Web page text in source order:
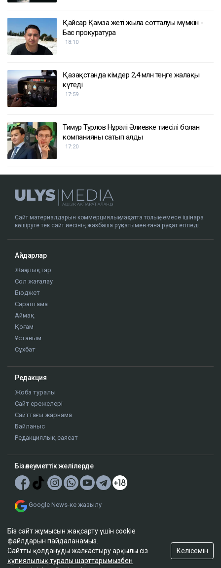
Қайсар Қамза жеті жылға сотталуы мүмкін -
Бас прокуратура
18:10
Қазақстанда кімдер 2,4 млн теңге жалақы
күтеді
17:59
Тимур Турлов Нұрәлі Әлиевке тиесілі болған
компанияны сатып алды
17:20
Сайт материалдарын коммерциялық мақсатта толық немесе ішінара
көшіруге тек сайт иесінің жазбаша рұқсатымен ғана рұқсат етіледі.
Айдарлар
Жаңалықтар
Сол жағалау
Бюджет
Сараптама
Аймақ
Қоғам
Ұстаным
Сұхбат
Редакция
Жоба туралы
Сайт ережелері
Сайттағы жарнама
Байланыс
Редакциялық саясат
Біз әлеуметтік желілерде
Google News-ке жазылу
Біз сайт жұмысын жақсарту үшін cookie
файлдарын пайдаланамыз.
Сайтты қолдануды жалғастыру арқылы сіз
құпиялылық туралы шарттарымызбен
Келісемін